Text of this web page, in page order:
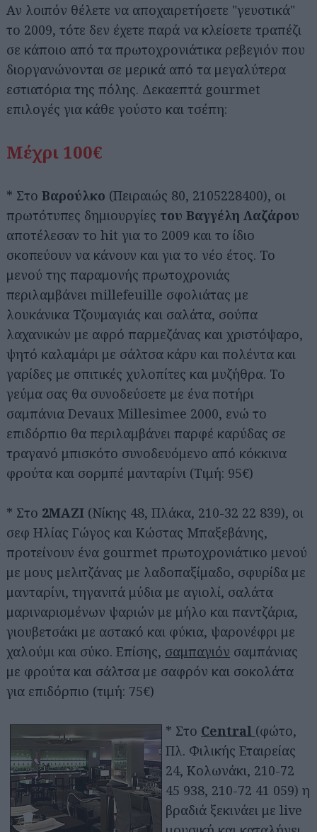
Αν λοιπόν θέλετε να αποχαιρετήσετε "γευστικά"
το 2009, τότε δεν έχετε παρά να κλείσετε τραπέζι
σε κάποιο από τα πρωτοχρονιάτικα ρεβεγιόν που
διοργανώνονται σε μερικά από τα μεγαλύτερα
εστιατόρια της πόλης. Δεκαεπτά gourmet
επιλογές για κάθε γούστο και τσέπη:
Μέχρι 100€
* Στο Βαρούλκο (Πειραιώς 80, 2105228400), οι
πρωτότυπες δημιουργίες του Βαγγέλη Λαζάρου
αποτέλεσαν το hit για το 2009 και το ίδιο
σκοπεύουν να κάνουν και για το νέο έτος. Το
μενού της παραμονής πρωτοχρονιάς
περιλαμβάνει millefeuille σφολιάτας με
λουκάνικα Τζουμαγιάς και σαλάτα, σούπα
λαχανικών με αφρό παρμεζάνας και χριστόψαρο,
ψητό καλαμάρι με σάλτσα κάρυ και πολέντα και
γαρίδες με σπιτικές χυλοπίτες και μυζήθρα. Το
γεύμα σας θα συνοδεύσετε με ένα ποτήρι
σαμπάνια Devaux Millesimee 2000, ενώ το
επιδόρπιο θα περιλαμβάνει παρφέ καρύδας σε
τραγανό μπισκότο συνοδευόμενο από κόκκινα
φρούτα και σορμπέ μανταρίνι (Τιμή: 95€)
* Στο 2ΜΑΖΙ (Νίκης 48, Πλάκα, 210-32 22 839), οι
σεφ Ηλίας Γώγος και Κώστας Μπαξεβάνης,
προτείνουν ένα gourmet πρωτοχρονιάτικο μενού
με μους μελιτζάνας με λαδοπαξίμαδο, σφυρίδα με
μανταρίνι, τηγανιτά μύδια με αγιολί, σαλάτα
μαριναρισμένων ψαριών με μήλο και παντζάρια,
γιουβετσάκι με αστακό και φύκια, ψαρονέφρι με
χαλούμι και σύκο. Επίσης, σαμπαγιόν σαμπάνιας
με φρούτα και σάλτσα με σαφρόν και σοκολάτα
για επιδόρπιο (τιμή: 75€)
* Στο Central (φώτο,
Πλ. Φιλικής Εταιρείας
24, Κολωνάκι, 210-72
45 938, 210-72 41 059) η
βραδιά ξεκινάει με live